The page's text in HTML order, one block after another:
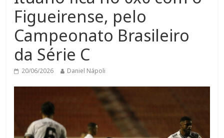
Figueirense, pelo
Campeonato Brasileiro
da Série C
20/06/2026 Daniel Nápoli